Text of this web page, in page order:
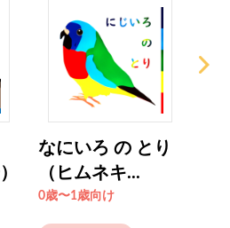
なにいろ の とり
（ヒムネキ...
0歳〜1歳向け